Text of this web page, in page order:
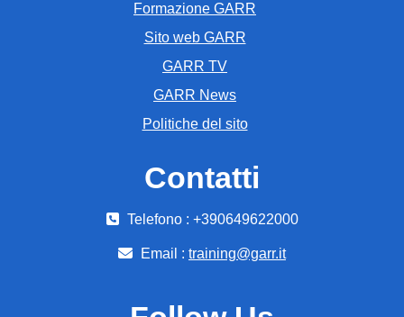
Formazione GARR
Sito web GARR
GARR TV
GARR News
Politiche del sito
Contatti
Telefono : +390649622000
Email : training@garr.it